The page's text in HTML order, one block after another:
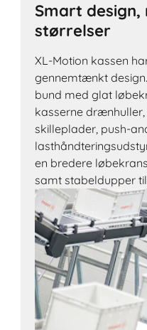
Smart
størrelser
XL-Motion kassen
gennemtænkt
bund med glat
kasserne
skilleplader, push-
en bredere
samt stabeldupper